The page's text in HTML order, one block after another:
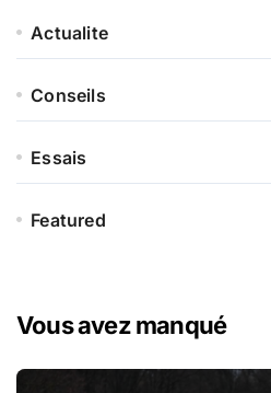
Actualite
Conseils
Essais
Featured
Vous avez manqué